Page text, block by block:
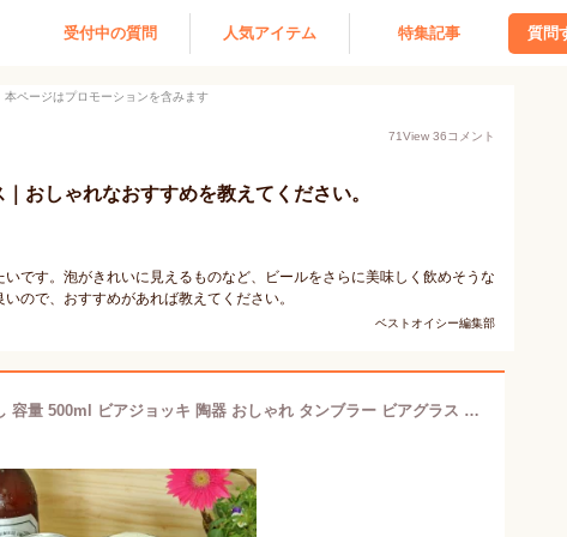
受付中の質問 人気アイテム 特集記事 質問
本ページはプロモーションを含みます
71View 36コメント
おしゃれなおすすめを教えてください。
です。泡がきれいに見えるものなど、ビールをさらに美味しく飲めそうな
ので、おすすめがあれば教えてください。
ベストオイシー編集部
信楽焼 ビール ジョッキ 黒釉砂流し 容量 500ml ビアジョッキ 陶器 おしゃれ タンブラー ビアグラス ビールグラス ビアカップ 食器 父の日 プレゼント ギフト 信楽焼き(iga)